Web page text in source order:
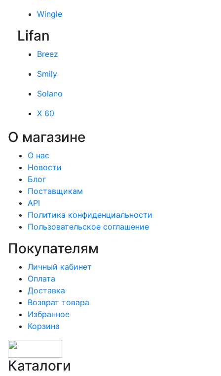
Wingle
Lifan
Breez
Smily
Solano
X 60
О магазине
О нас
Новости
Блог
Поставщикам
API
Политика конфиденциальности
Пользовательское соглашение
Покупателям
Личный кабинет
Оплата
Доставка
Возврат товара
Избранное
Корзина
Каталоги